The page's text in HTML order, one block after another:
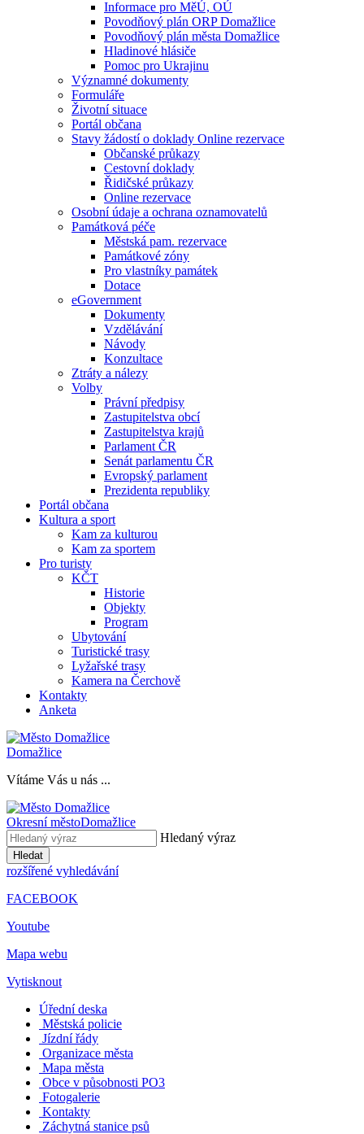
Informace pro MěÚ, OÚ
Povodňový plán ORP Domažlice
Povodňový plán města Domažlice
Hladinové hlásiče
Pomoc pro Ukrajinu
Významné dokumenty
Formuláře
Životní situace
Portál občana
Stavy žádostí o doklady Online rezervace
Občanské průkazy
Cestovní doklady
Řidičské průkazy
Online rezervace
Osobní údaje a ochrana oznamovatelů
Památková péče
Městská pam. rezervace
Památkové zóny
Pro vlastníky památek
Dotace
eGovernment
Dokumenty
Vzdělávání
Návody
Konzultace
Ztráty a nálezy
Volby
Právní předpisy
Zastupitelstva obcí
Zastupitelstva krajů
Parlament ČR
Senát parlamentu ČR
Evropský parlament
Prezidenta republiky
Portál občana
Kultura a sport
Kam za kulturou
Kam za sportem
Pro turisty
KČT
Historie
Objekty
Program
Ubytování
Turistické trasy
Lyžařské trasy
Kamera na Čerchově
Kontakty
Anketa
Domažlice
Vítáme Vás u nás ...
Okresní městoDomažlice
Hledaný výraz
Hledat
rozšířené vyhledávání
FACEBOOK
Youtube
Mapa webu
Vytisknout
Úřední deska
Městská policie
Jízdní řády
Organizace města
Mapa města
Obce v působnosti PO3
Fotogalerie
Kontakty
Záchytná stanice psů